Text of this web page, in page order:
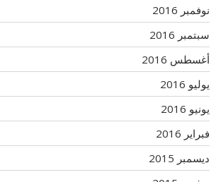
نوفمبر 2016
سبتمبر 2016
أغسطس 2016
يوليو 2016
يونيو 2016
فبراير 2016
ديسمبر 2015